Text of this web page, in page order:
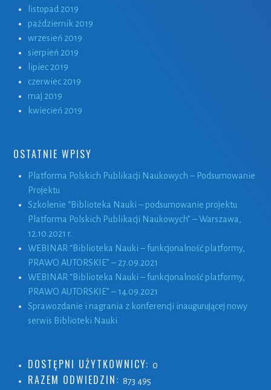
listopad 2019
październik 2019
wrzesień 2019
sierpień 2019
lipiec 2019
czerwiec 2019
maj 2019
kwiecień 2019
OSTATNIE WPISY
Platforma Polskich Publikacji Naukowych – Podsumowanie
Projektu
Szkolenie “Biblioteka Nauki – podsumowanie projektu
Platforma Polskich Publikacji Naukowych” – Warszawa,
12.10.2021 r.
WEBINAR “Biblioteka Nauki – funkcjonalność platformy,
PRAWO AUTORSKIE” – 27.09.2021
WEBINAR “Biblioteka Nauki – funkcjonalność platformy,
PRAWO AUTORSKIE” – 14.09.2021
Sprawozdanie i nagrania z konferencji inaugurującej nowy
serwis Biblioteki Nauki
DOSTĘPNI UŻYTKOWNICY:0
RAZEM ODWIEDZIN:873 495